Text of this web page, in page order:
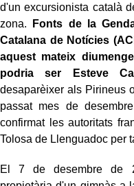
d'un excursionista català
zona. Fonts de la
Catalana de Notícies
aquest mateix
podria ser Esteve
desaparèixer als Pirineus
passat mes de
confirmat les autoritats
Tolosa de Llenguadoc per
El 7 de desembre de